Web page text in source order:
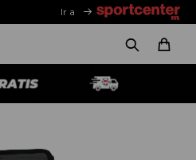
Ir a